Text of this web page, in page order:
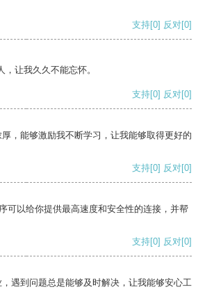
支持[0] 反对[0]
让我久久不能忘怀。
支持[0] 反对[0]
，能够激励我不断学习，让我能够取得更好的
支持[0] 反对[0]
可以给你提供最高速度和安全性的连接，并帮
支持[0] 反对[0]
遇到问题总是能够及时解决，让我能够安心工